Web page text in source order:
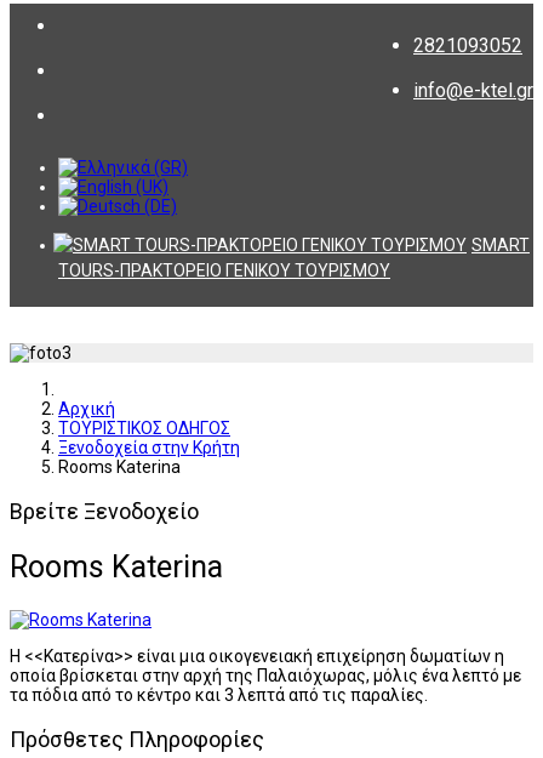
2821093052
info@e-ktel.gr
SMART
TOURS-ΠΡΑΚΤΟΡΕΙΟ ΓΕΝΙΚΟΥ ΤΟΥΡΙΣΜΟΥ
Αρχική
ΤΟΥΡΙΣΤΙΚΟΣ ΟΔΗΓΟΣ
Ξενοδοχεία στην Κρήτη
Rooms Katerina
Βρείτε Ξενοδοχείο
Rooms Katerina
Η <<Κατερίνα>> είναι μια οικογενειακή επιχείρηση δωματίων η
οποία βρίσκεται στην αρχή της Παλαιόχωρας, μόλις ένα λεπτό με
τα πόδια από το κέντρο και 3 λεπτά από τις παραλίες.
Πρόσθετες Πληροφορίες